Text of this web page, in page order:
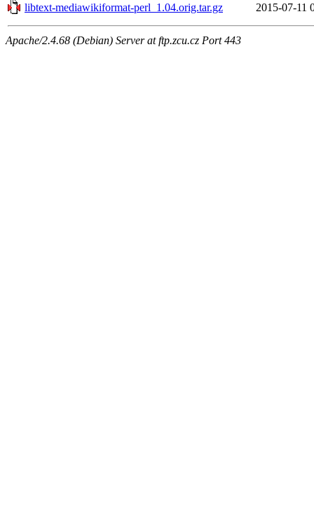
libtext-mediawikiformat-perl_1.04.orig.tar.gz
2015-07-11
Apache/2.4.68 (Debian) Server at ftp.zcu.cz Port 443